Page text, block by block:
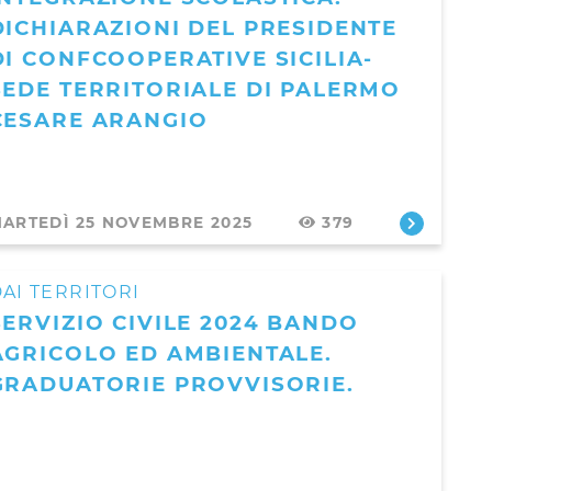
DEL PRESIDENTE
CONFCOOPERATIVE SICILIA-
TERRITORIALE DI PALERMO
ARANGIO
25 NOVEMBRE 2025 379
TERRITORI
CIVILE 2024 BANDO
ED AMBIENTALE.
PROVVISORIE.